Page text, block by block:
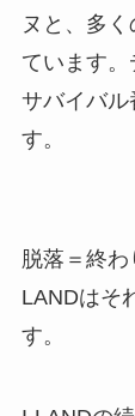
ヌと、多
ています。
サバイバ
す。
脱落＝終
LANDはそ
す。